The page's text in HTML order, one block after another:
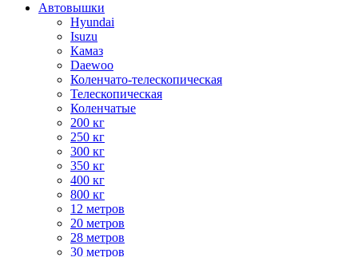
Автовышки
Hyundai
Isuzu
Камаз
Daewoo
Коленчато-телескопическая
Телескопическая
Коленчатые
200 кг
250 кг
300 кг
350 кг
400 кг
800 кг
12 метров
20 метров
28 метров
30 метров